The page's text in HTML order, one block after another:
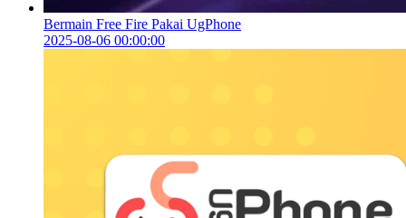
Bermain Free Fire Pakai UgPhone
2025-08-06 00:00:00